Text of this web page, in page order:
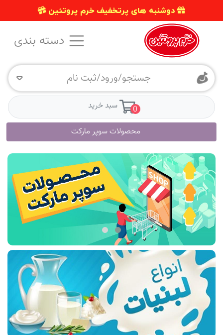
دوشنبه های پرتخفیف خرم پروتئین
جستجو/ورود/ثبت نام
0 سبد خرید
محصولات سوپر مارکت